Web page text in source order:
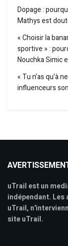
Dopage :
Mathys est
« Choisir la
sportive » :
Nouchka Simic
« Tu n’as qu’à
influenceurs
uTrail est un
indépendant.
uTrail,
site uTrail.